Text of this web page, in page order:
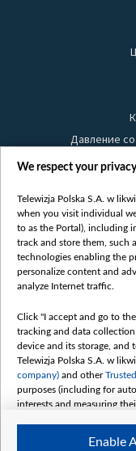
Давление
Правила
We respect your privacy
Telewizja Polska S.A. w
when you visit individual
to as the Portal), including
track and store them, such
technologies enabling the
personalize content and
analyze Internet traffic.
Click "I accept and go to
tracking and data
device and its storage, and
Telewizja Polska S.A. w
company) and other
purposes (including for
interests and measuring
The purposes of Enable